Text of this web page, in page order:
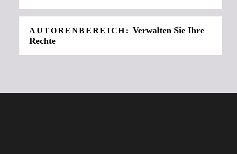
AUTORENBEREICH:Verwalten Sie Ihre
Rechte